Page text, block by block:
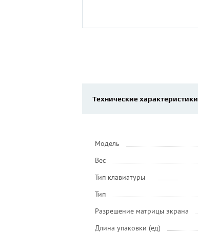
Технические характеристики
Модель
Вес
Тип клавиатуры
Тип
Разрешение матрицы экрана
Длина упаковки (ед)